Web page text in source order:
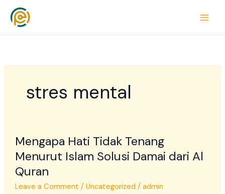
content
stres mental
Mengapa Hati Tidak Tenang
Menurut Islam Solusi Damai dari Al
Quran
Leave a Comment / Uncategorized / admin
Hati
Tidak
Menurut
Islam